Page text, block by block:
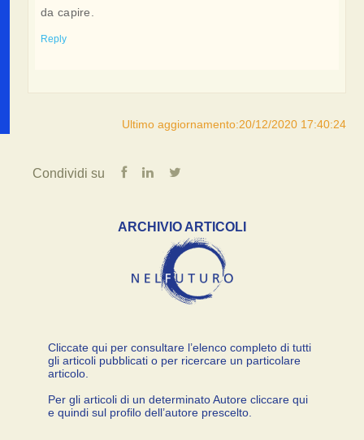
da capire.
Reply
Ultimo aggiornamento:20/12/2020 17:40:24
Condividi su
ARCHIVIO ARTICOLI
Cliccate qui per consultare l’elenco completo di tutti
gli articoli pubblicati o per ricercare un particolare
articolo.
Per gli articoli di un determinato Autore cliccare qui
e quindi sul profilo dell’autore prescelto.